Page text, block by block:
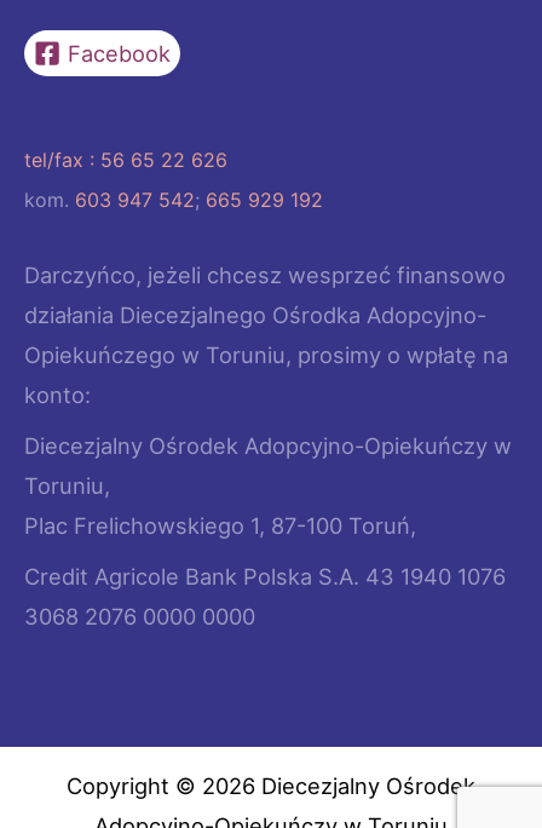
Facebook
tel/fax : 56 65 22 626
kom. 603 947 542; 665 929 192
Darczyńco, jeżeli chcesz wesprzeć finansowo
działania Diecezjalnego Ośrodka Adopcyjno-
Opiekuńczego w Toruniu, prosimy o wpłatę na
konto:
Diecezjalny Ośrodek Adopcyjno-Opiekuńczy w
Toruniu,
Plac Frelichowskiego 1, 87-100 Toruń,
Credit Agricole Bank Polska S.A. 43 1940 1076
3068 2076 0000 0000
Copyright © 2026 Diecezjalny Ośrodek